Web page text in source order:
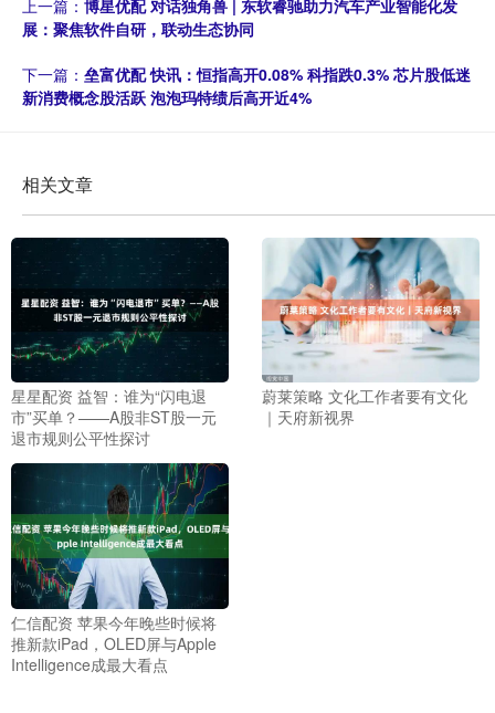
上一篇： 博星优配 对话独角兽 | 东软睿驰助力汽车产业智能化发
展：聚焦软件自研，联动生态协同
下一篇： 垒富优配 快讯：恒指高开0.08% 科指跌0.3% 芯片股低迷
新消费概念股活跃 泡泡玛特绩后高开近4%
相关文章
星星配资 益智：谁为“闪电退
市”买单？——A股非ST股一元
退市规则公平性探讨
蔚莱策略 文化工作者要有文化
｜天府新视界
仁信配资 苹果今年晚些时候将
推新款iPad，OLED屏与Apple
Intelligence成最大看点